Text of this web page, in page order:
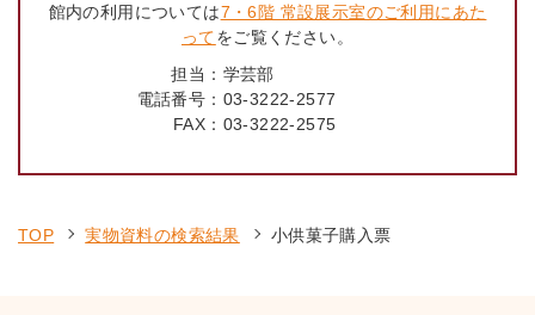
館内の利用については7・6階 常設展示室のご利用にあた
ってをご覧ください。
担当： 学芸部
電話番号： 03-3222-2577
FAX： 03-3222-2575
TOP 実物資料の検索結果 小供菓子購入票